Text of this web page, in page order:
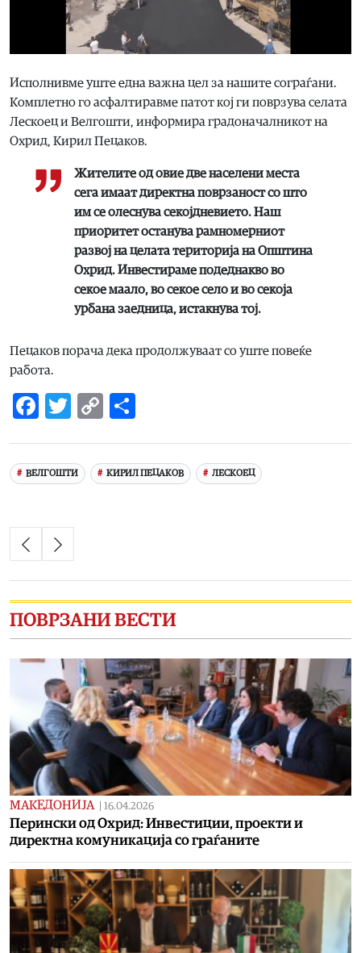
Исполнивме уште една важна цел за нашите сограѓани.
Комплетно го асфалтиравме патот кој ги поврзува селата
Лескоец и Велгошти, информира градоначалникот на
Охрид, Кирил Пецаков.
​Жителите од овие две населени места
сега имаат директна поврзаност со што
им се олеснува секојдневието. Наш
приоритет останува рамномерниот
развој на целата територија на Општина
Охрид. Инвестираме подеднакво во
секое маало, во секое село и во секоја
урбана заедница, истакнува тој.
Пецаков порача дека продолжуваат со уште повеќе
работа.
Facebook
Twitter
Copy
ВЕЛГОШТИ КИРИЛ ПЕЦАКОВ ЛЕСКОЕЦ
ПОВРЗАНИ ВЕСТИ
МАКЕДОНИЈА 16.04.2026
Перински од Охрид: Инвестиции, проекти и
директна комуникација со граѓаните